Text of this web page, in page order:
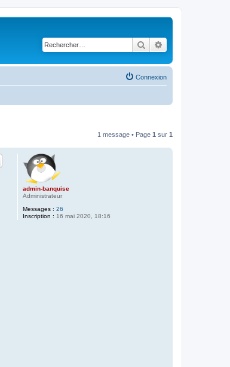
Rechercher
Connexion
1 message • Page 1 sur 1
admin-banquise
Administrateur
Messages : 26
Inscription : 16 mai 2020, 18:16